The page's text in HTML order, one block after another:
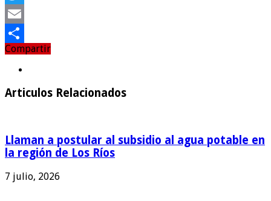
Twitter
Email
Compartir
Compartir
Articulos Relacionados
Llaman a postular al subsidio al agua potable en
la región de Los Ríos
7 julio, 2026